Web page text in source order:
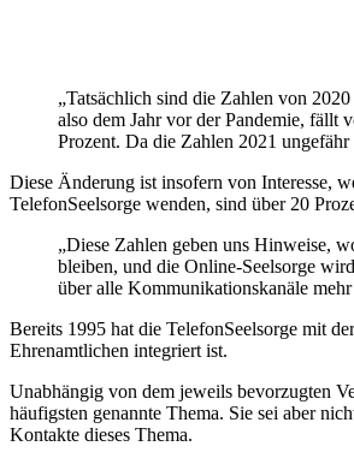
„Tatsächlich sind die Zahlen von
also dem Jahr vor der Pandemie, fällt
Prozent. Da die Zahlen 2021
Diese Änderung ist insofern von Interesse,
TelefonSeelsorge wenden, sind über 20
„Diese Zahlen geben uns Hinweise,
bleiben, und die Online-Seelsorge
über alle Kommunikationskanäle
Bereits 1995 hat die TelefonSeelsorge mit
Ehrenamtlichen integriert ist.
Unabhängig von dem jeweils bevorzugten
häufigsten genannte Thema. Sie sei aber
Kontakte dieses Thema.